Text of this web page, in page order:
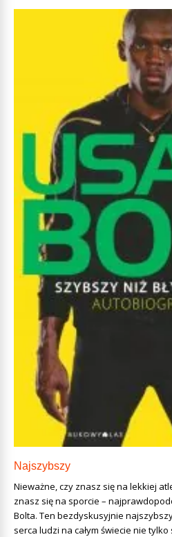
Najszybszy
Nieważne, czy znasz się na lekkiej
znasz się na sporcie –
Bolta. Ten bezdyskusyjnie
serca ludzi na całym świecie nie